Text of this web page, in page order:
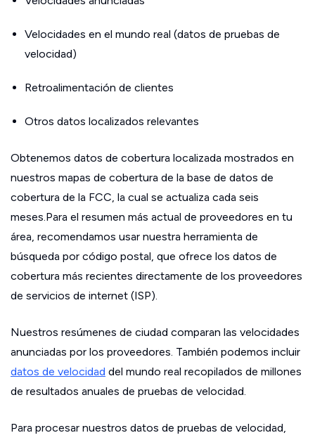
Velocidades en el mundo real (datos de pruebas de
velocidad)
Retroalimentación de clientes
Otros datos localizados relevantes
Obtenemos datos de cobertura localizada mostrados en
nuestros mapas de cobertura de la base de datos de
cobertura de la FCC, la cual se actualiza cada seis
meses.Para el resumen más actual de proveedores en tu
área, recomendamos usar nuestra herramienta de
búsqueda por código postal, que ofrece los datos de
cobertura más recientes directamente de los proveedores
de servicios de internet (ISP).
Nuestros resúmenes de ciudad comparan las velocidades
anunciadas por los proveedores. También podemos incluir
datos de velocidad del mundo real recopilados de millones
de resultados anuales de pruebas de velocidad.
Para procesar nuestros datos de pruebas de velocidad,